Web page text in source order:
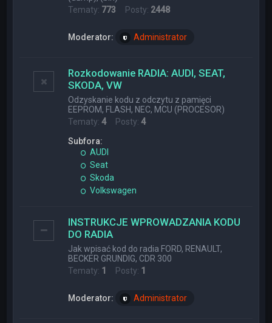
Tematy: 773 Posty: 2448
Moderator: Administrator
Rozkodowanie RADIA: AUDI, SEAT,
SKODA, VW
Odzyskanie kodu z odczytu z pamięci
EEPROM, FLASH, NEC, MCU (PROCESOR)
Tematy:4Posty:4
Subfora:
AUDI
Seat
Skoda
Volkswagen
INSTRUKCJE WPROWADZANIA KODU
DO RADIA
Jak wpisać kod do radia FORD, RENAULT,
BECKER GRUNDIG, CDR 300
Tematy: 1 Posty: 1
Moderator: Administrator